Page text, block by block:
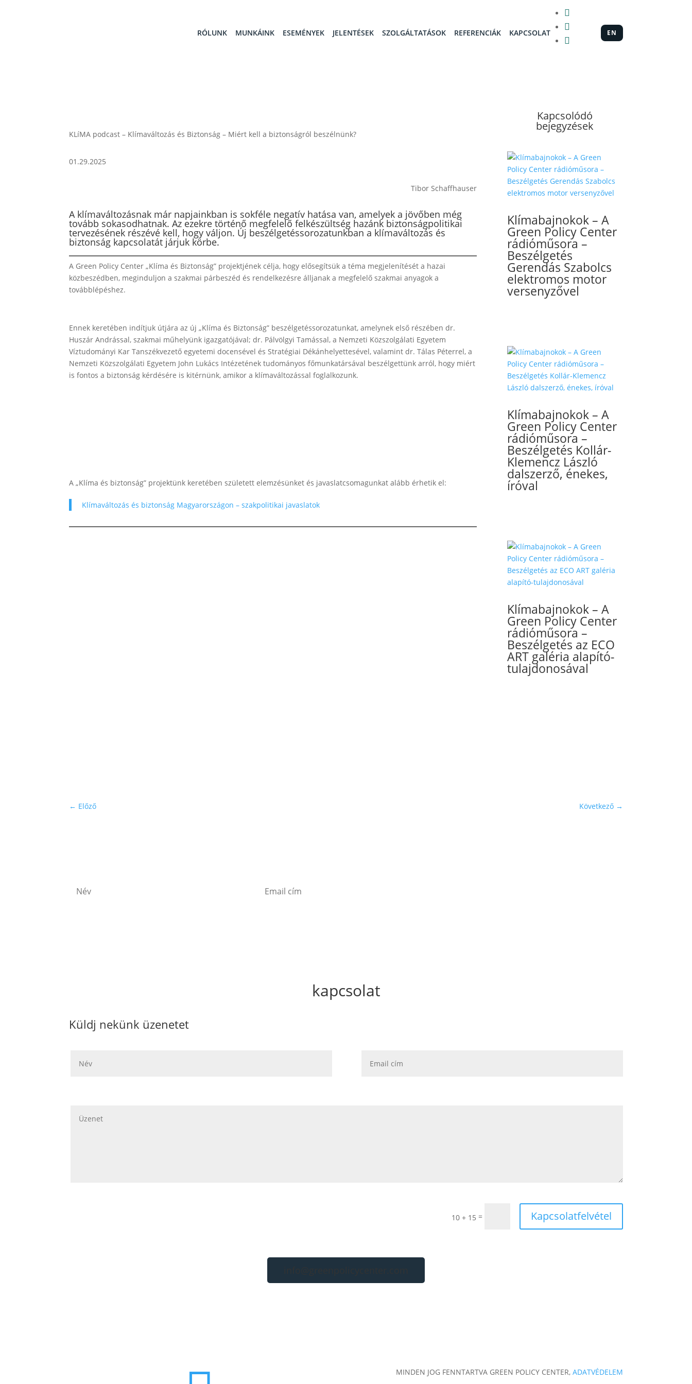
RÓLUNK MUNKÁINK ESEMÉNYEK JELENTÉSEK SZOLGÁLTATÁSOK REFERENCIÁK KAPCSOLAT



EN
KLíMA podcast – Klímaváltozás és Biztonság – Miért kell a biztonságról beszélnünk?
01.29.2025
Tibor Schaffhauser
A klímaváltozásnak már napjainkban is sokféle negatív hatása van, amelyek a jövőben még
tovább sokasodhatnak. Az ezekre történő megfelelő felkészültség hazánk biztonságpolitikai
tervezésének részévé kell, hogy váljon. Új beszélgetéssorozatunkban a klímaváltozás és
biztonság kapcsolatát járjuk körbe.
A Green Policy Center „Klíma és Biztonság” projektjének célja, hogy elősegítsük a téma megjelenítését a hazai
közbeszédben, meginduljon a szakmai párbeszéd és rendelkezésre álljanak a megfelelő szakmai anyagok a
továbblépéshez.
Ennek keretében indítjuk útjára az új „Klíma és Biztonság” beszélgetéssorozatunkat, amelynek első részében dr.
Huszár Andrással, szakmai műhelyünk igazgatójával; dr. Pálvölgyi Tamással, a Nemzeti Közszolgálati Egyetem
Víztudományi Kar Tanszékvezető egyetemi docensével és Stratégiai Dékánhelyettesével, valamint dr. Tálas Péterrel, a
Nemzeti Közszolgálati Egyetem John Lukács Intézetének tudományos főmunkatársával beszélgettünk arról, hogy miért
is fontos a biztonság kérdésére is kitérnünk, amikor a klímaváltozással foglalkozunk.
A „Klíma és biztonság” projektünk keretében született elemzésünket és javaslatcsomagunkat alább érhetik el:
Klímaváltozás és biztonság Magyarországon – szakpolitikai javaslatok
Kapcsolódó
bejegyzések
Klímabajnokok – A
Green Policy Center
rádióműsora –
Beszélgetés
Gerendás Szabolcs
elektromos motor
versenyzővel
Klímabajnokok – A
Green Policy Center
rádióműsora –
Beszélgetés Kollár-
Klemencz László
dalszerző, énekes,
íróval
Klímabajnokok – A
Green Policy Center
rádióműsora –
Beszélgetés az ECO
ART galéria alapító-
tulajdonosával
← Előző Következő→
kapcsolat
Küldj nekünk üzenetet
10 + 15 = Kapcsolatfelvétel
MINDEN JOG FENNTARTVA GREEN POLICY CENTER, ADATVÉDELEM